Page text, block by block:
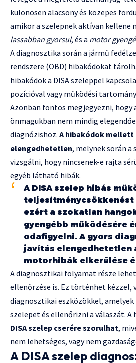
különösen alacsony és közepes
amikor a szelepnek aktívan kellene
lassabban gyorsul, és a motor
A diagnosztika során a jármű
rendszere (OBD) hibakódokat
hibakódok a DISA szeleppel
pozícióval vagy működési
Azonban fontos megjegyezni, hogy
önmagukban nem mindig
diagnózishoz. A hibakódok
elengedhetetlen, melynek során
vizsgálni, hogy nincsenek-e rajta
egyéb látható hibák.
A DISA szelep hibás
teljesítménycsökkenést
ezért a szokatlan
gyengébb működésére
odafigyelni. A gyors
javítás elengedhetetlen
motorhibák elkerülése
A diagnosztikai folyamat része
ellenőrzése is. Ez történhet kézzel,
diagnosztikai eszközökkel, amelyek
szelepet és ellenőrizni a válaszát. A
DISA szelep cserére szorulhat,
nem lehetséges, vagy nem
A DISA szelep